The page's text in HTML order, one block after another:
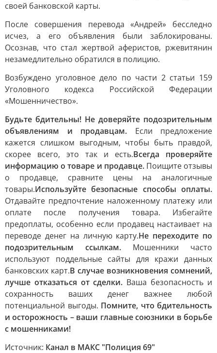
своей банковской карты.
После совершения перевода «Андрей» бесследно
исчез, а его объявления были заблокированы.
Осознав, что стал жертвой аферистов, ржевитянин
незамедлительно обратился в полицию.
Возбуждено уголовное дело по части 2 статьи 159
Уголовного кодекса Российской Федерации
«Мошенничество».
Будьте бдительны! Не доверяйте подозрительным
объявлениям и продавцам. Если предложение
кажется слишком выгодным, чтобы быть правдой,
скорее всего, это так и есть.Всегда проверяйте
информацию о товаре и продавце.Поищите отзывы
о продавце, сравните цены на аналогичные
товары.Используйте безопасные способы оплаты.
Отдавайте предпочтение наложенному платежу или
оплате после получения товара. Избегайте
предоплаты, особенно если продавец настаивает на
переводе денег на личную карту.Не переходите по
подозрительным ссылкам. Мошенники часто
используют поддельные сайты для кражи данных
банковских карт.В случае возникновения сомнений,
лучше отказаться от сделки. Ваша безопасность и
сохранность ваших денег важнее любой
потенциальной выгоды. Помните, что бдительность
и осторожность – ваши главные союзники в борьбе
с мошенниками!
Источник: Канал в МАКС "Полиция 69"